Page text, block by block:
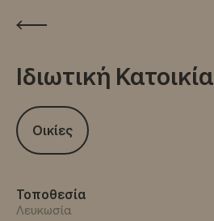
Ιδιωτική Κατοικία
Οικίες
Τοποθεσία
Λευκωσία